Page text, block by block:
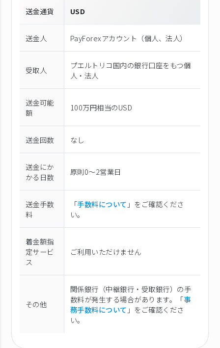
送金通貨 USD
送金人 PayForexアカウント（個⼈、法⼈）
受取人
プエルトリコ国内の銀行口座をもつ個
人・法人
送金可能
額
100万円相当のUSD
送金回数 なし
送金にか
かる日数
原則0〜2営業日
送金手数
料
「手数料について 」をご確認くださ
い。
着金額指
定サービ
ス
ご利用いただけません
その他
関係銀行（中継銀行・受取銀行）の手
数料が発生する場合があります。「事
務手数料について 」をご確認くださ
い。